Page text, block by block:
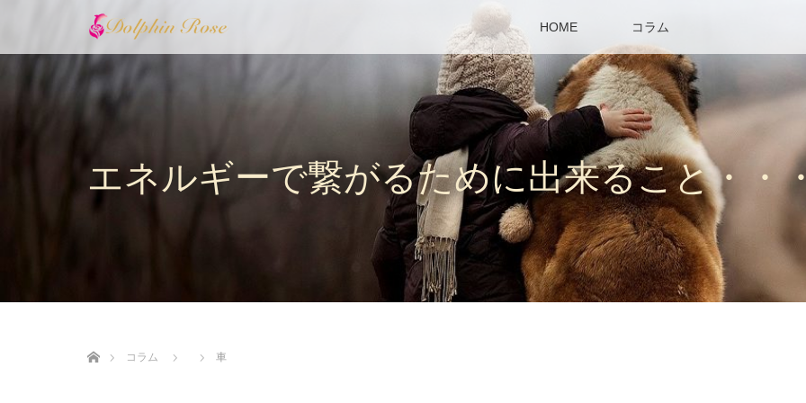
HOME コラム
エネルギーで繋がるために出来ること・・
コラム
車